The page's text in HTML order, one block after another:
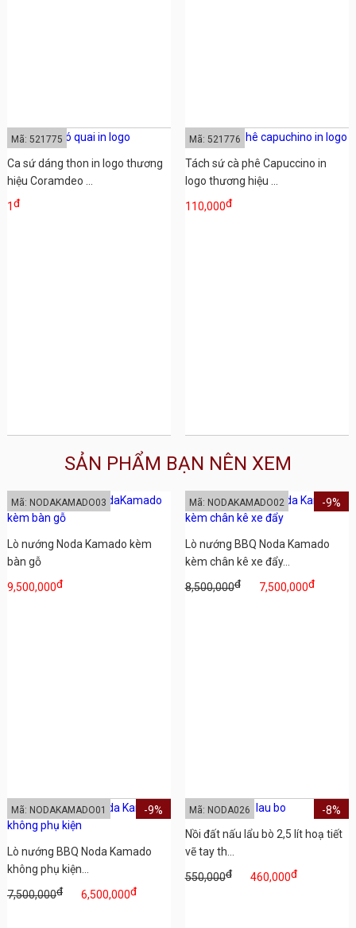
Ca sứ dáng thon in logo thương
hiệu Coramdeo ...
1đ
Mã: 521775
Tách sứ cà phê Capuccino in
logo thương hiệu ...
110,000đ
Mã: 521776
SẢN PHẨM BẠN NÊN XEM
Lò nướng Noda Kamado kèm
bàn gỗ
9,500,000đ
Mã: NODAKAMADO03
Lò nướng BBQ Noda Kamado
kèm chân kê xe đẩy...
8,500,000đ 7,500,000đ
-9%
Mã: NODAKAMADO02
Lò nướng BBQ Noda Kamado
không phụ kiện...
7,500,000đ 6,500,000đ
-9%
Mã: NODAKAMADO01
Nồi đất nấu lẩu bò 2,5 lít hoạ tiết
vẽ tay th...
550,000đ 460,000đ
-8%
Mã: NODA026